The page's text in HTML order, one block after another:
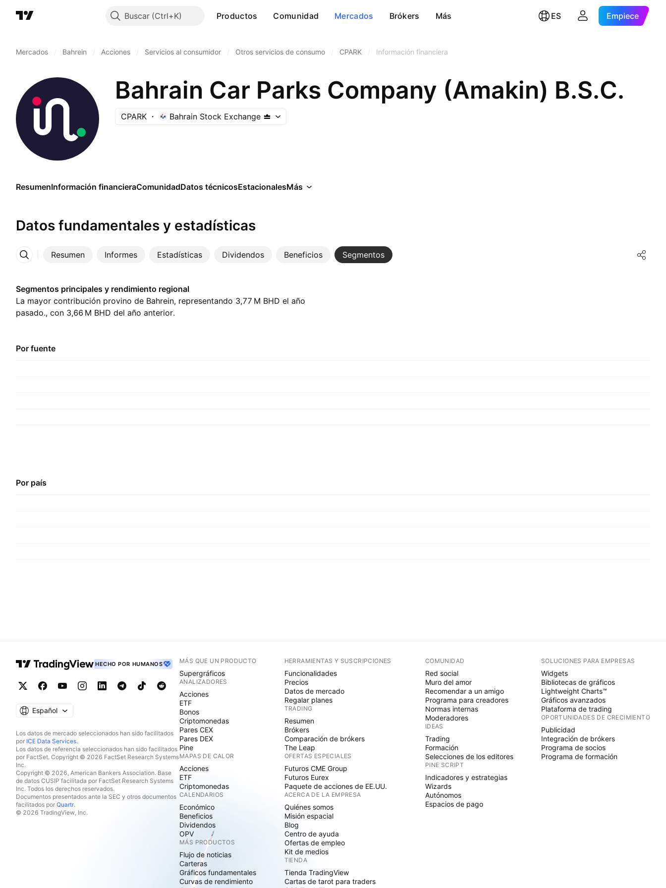
Buscar Productos Comunidad Mercados Brókers Más ES Empiece
Mercados Bahrein Acciones Servicios al consumidor Otros servicios de consumo CPARK Información financiera
Bahrain Car Parks Company (Amakin) B.S.C.
CPARK Bahrain Stock Exchange
ResumenInformación financieraComunidadDatos técnicosEstacionalesMás
Datos fundamentales y estadísticas
Resumen Informes Estadísticas Dividendos Beneficios Segmentos
Más
Segmentos principales y rendimiento regional
La mayor contribución provino de Bahrein, representando ‪3,77 M‬ BHD el año
pasado., con ‪3,66 M‬ BHD del año anterior.
Por fuente
Por país
HECHO POR HUMANOS
Español
Los datos de mercado seleccionados han sido facilitados
por ICE Data Services.
Los datos de referencia seleccionados han sido facilitados
por FactSet. Copyright © 2026 FactSet Research Systems
Inc.
Copyright © 2026, American Bankers Association. Base
de datos CUSIP facilitada por FactSet Research Systems
Inc. Todos los derechos reservados.
Documentos presentados ante la SEC y otros documentos
facilitados por Quartr.
© 2026 TradingView, Inc.
MÁS QUE UN PRODUCTO
Supergráficos
ANALIZADORES
Acciones
ETF
Bonos
Criptomonedas
Pares CEX
Pares DEX
Pine
MAPAS DE CALOR
Acciones
ETF
Criptomonedas
CALENDARIOS
Económico
Beneficios
Dividendos
OPV
MÁS PRODUCTOS
Flujo de noticias
Carteras
Gráficos fundamentales
Curvas de rendimiento
HERRAMIENTAS Y SUSCRIPCIONES
Funcionalidades
Precios
Datos de mercado
Regalar planes
TRADING
Resumen
Brókers
Comparación de brókers
The Leap
OFERTAS ESPECIALES
Futuros CME Group
Futuros Eurex
Paquete de acciones de EE.UU.
ACERCA DE LA EMPRESA
Quiénes somos
Misión espacial
Blog
Centro de ayuda
Ofertas de empleo
Kit de medios
TIENDA
Tienda TradingView
Cartas de tarot para traders
COMUNIDAD
Red social
Muro del amor
Recomendar a un amigo
Programa para creadores
Normas internas
Moderadores
IDEAS
Trading
Formación
Selecciones de los editores
PINE SCRIPT
Indicadores y estrategias
Wizards
Autónomos
Espacios de pago
SOLUCIONES PARA EMPRESAS
Widgets
Bibliotecas de gráficos
Lightweight Charts™
Gráficos avanzados
Plataforma de trading
OPORTUNIDADES DE CRECIMIENTO
Publicidad
Integración de brókers
Programa de socios
Programa de formación